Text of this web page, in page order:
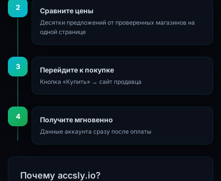
2 Сравните цены
Десятки предложений от проверенных магазинов на
одной странице
3 Перейдите к покупке
Кнопка «Купить» → сайт продавца
4 Получите мгновенно
Данные аккаунта сразу после оплаты
Почему accsly.io?